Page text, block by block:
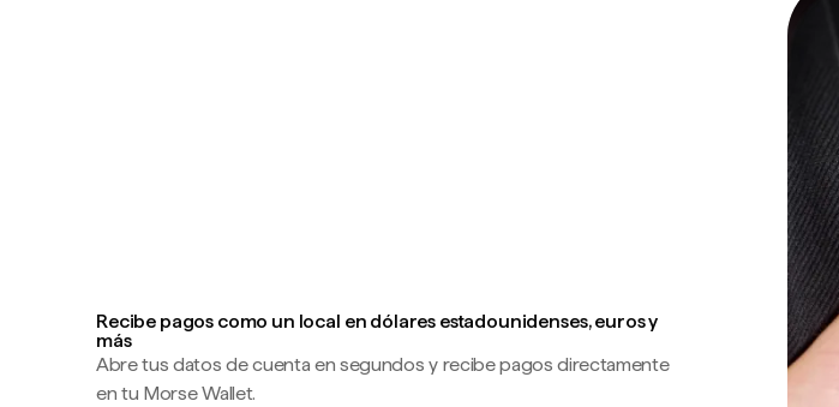
Recibe pagos como un local en dólares estadounidenses, euros y
más
Abre tus datos de cuenta en segundos y recibe pagos directamente
en tu Morse Wallet.